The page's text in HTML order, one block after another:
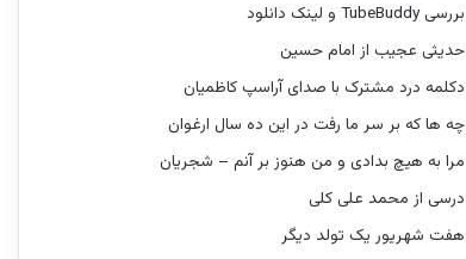
بررسی TubeBuddy و لینک دانلود
حدیثی عجیب از امام حسین
دکلمه درد مشترک با صدای آراسپ کاظمیان
چه ها که بر سر ما رفت در این ده سال ارغوان
مرا به هیچ بدادی و من هنوز بر آنم – شجریان
درسی از محمد علی کلی
هفت شهریور یک تولد دیگر